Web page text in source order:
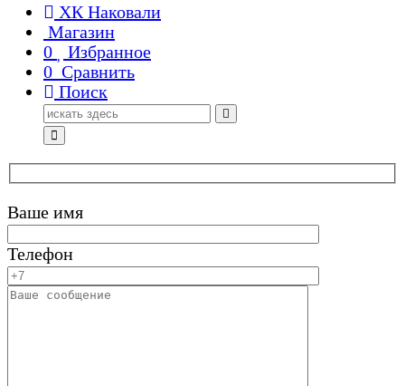
ХК Наковали
Магазин
0
Избранное
0 Сравнить
Поиск
Поиск
для:
Ваше имя
Телефон